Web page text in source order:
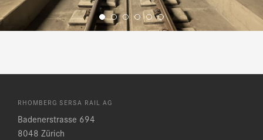
RHOMBERG SERSA RAIL AG
Badenerstrasse 694
8048 Zürich